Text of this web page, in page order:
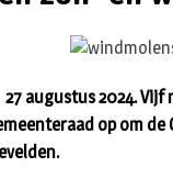
– 27 augustus
op om